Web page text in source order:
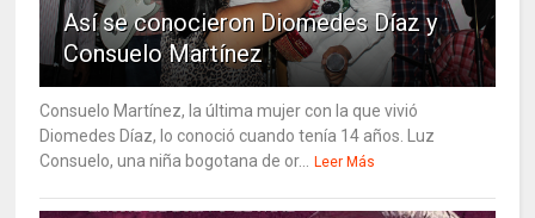
Así se conocieron Diomedes Díaz y
Consuelo Martínez
Consuelo Martínez, la última mujer con la que vivió
Diomedes Díaz, lo conoció cuando tenía 14 años. Luz
Consuelo, una niña bogotana de or...
Leer Más